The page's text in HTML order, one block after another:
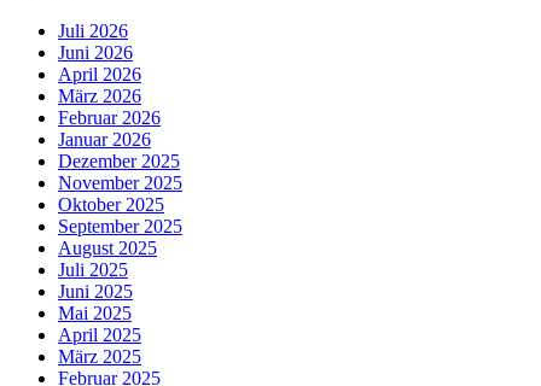
Juli 2026
Juni 2026
April 2026
März 2026
Februar 2026
Januar 2026
Dezember 2025
November 2025
Oktober 2025
September 2025
August 2025
Juli 2025
Juni 2025
Mai 2025
April 2025
März 2025
Februar 2025